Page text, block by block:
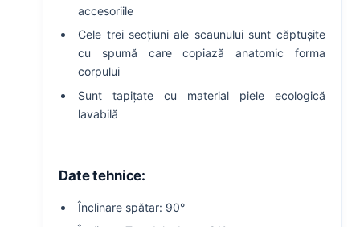
accesoriile
Cele trei secțiuni ale scaunului sunt căptușite
cu spumă care copiază anatomic forma
corpului
Sunt tapițate cu material piele ecologică
lavabilă
Date tehnice:
Înclinare spătar: 90°